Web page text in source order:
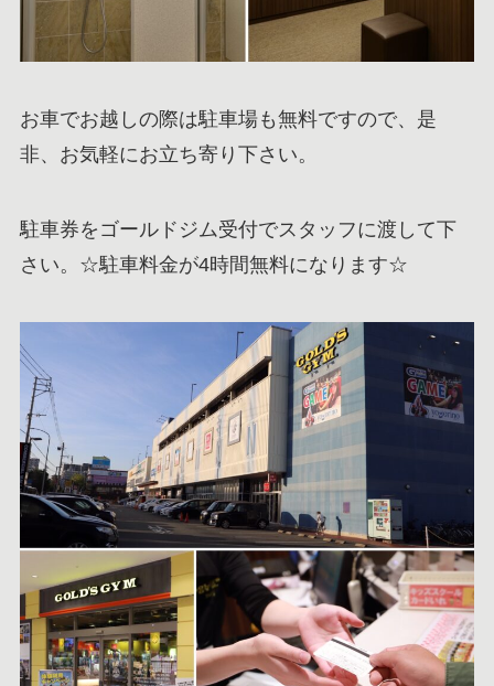
お車でお越しの際は駐車場も無料ですので、是
非、お気軽にお立ち寄り下さい。
駐車券をゴールドジム受付でスタッフに渡して下
さい。☆駐車料金が4時間無料になります☆